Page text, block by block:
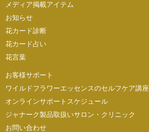
メディア掲載アイテム
お知らせ
花カード診断
花カード占い
花言葉
お客様サポート
ワイルドフラワーエッセンスのセルフケア講座
オンラインサポートスケジュール
ジャナーク製品取扱いサロン・クリニック
お問い合わせ